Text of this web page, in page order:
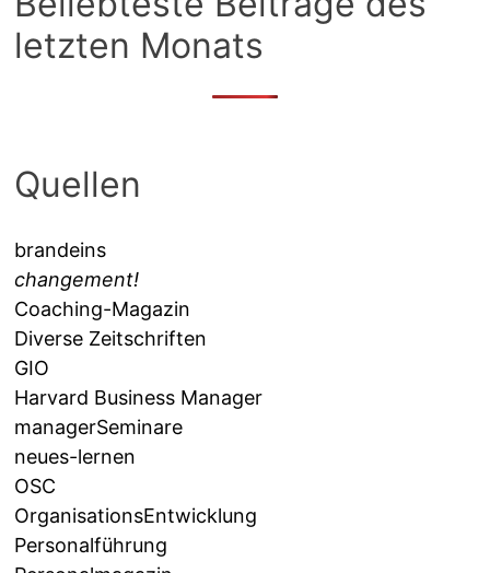
letzten Monats
Quellen
brandeins
changement!
Coaching-Magazin
Diverse Zeitschriften
GIO
Harvard Business Manager
managerSeminare
neues-lernen
OSC
OrganisationsEntwicklung
Personalführung